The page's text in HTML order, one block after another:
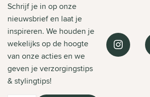
Schrijf je in op onze
nieuwsbrief en laat je
inspireren. We houden je
wekelijks op de hoogte
van onze acties en we
geven je verzorgingstips
& stylingtips!